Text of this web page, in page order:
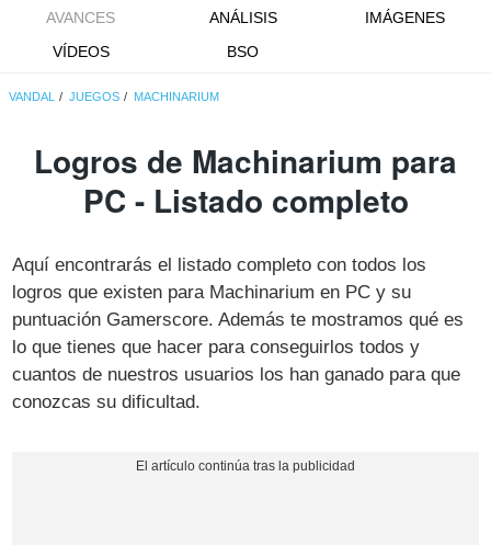
AVANCES
ANÁLISIS
IMÁGENES
VÍDEOS
BSO
VANDAL JUEGOS MACHINARIUM
Logros de Machinarium para
PC - Listado completo
Aquí encontrarás el listado completo con todos los
logros que existen para Machinarium en PC y su
puntuación Gamerscore. Además te mostramos qué es
lo que tienes que hacer para conseguirlos todos y
cuantos de nuestros usuarios los han ganado para que
conozcas su dificultad.